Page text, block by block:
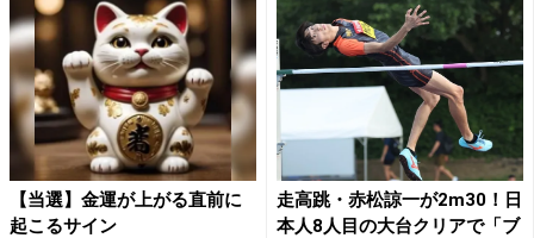
【当選】金運が上がる直前に
起こるサイン
走高跳・赤松諒一が2m30！日
本人8人目の大台クリアで「ブ